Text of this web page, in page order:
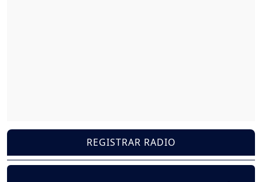
REGISTRAR RADIO